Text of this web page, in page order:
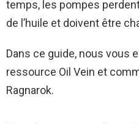
temps, les pompes
de l’huile et doivent être
Dans ce guide, nous vous
ressource Oil Vein et
Ragnarok.